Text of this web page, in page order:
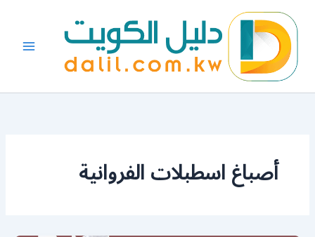
المحتوى
أصباغ اسطبلات الفروانية